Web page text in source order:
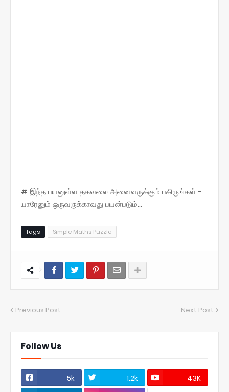
# இந்த பயனுள்ள தகவலை அனைவருக்கும் பகிருங்கள் -
யாரேனும் ஒருவருக்காவது பயன்படும்...
Tags Simple Maths Puzzle
Previous Post Next Post
Follow Us
5k 1.2k
43K